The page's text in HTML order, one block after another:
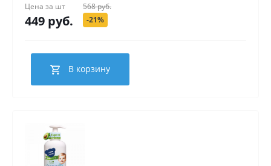
Цена за шт
449 руб.
568 руб.
-21%
В корзину